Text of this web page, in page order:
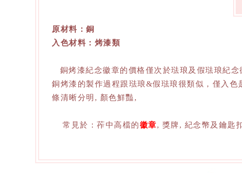
原材料：銅
入色材料：烤漆類
銅烤漆紀念徽章的價格僅次於琺琅及假琺琅紀念
銅烤漆的製作過程跟琺琅&假琺琅很類似，僅入
條清晰分明, 顏色鮮豔,
常見於：莋中高檔的徽章, 獎牌, 紀念幣及鑰匙